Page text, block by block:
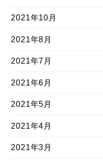
2021年10月
2021年8月
2021年7月
2021年6月
2021年5月
2021年4月
2021年3月